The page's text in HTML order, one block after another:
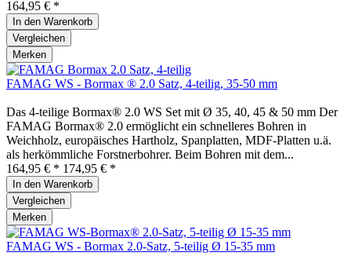
164,95 € *
In den Warenkorb
Vergleichen
Merken
FAMAG WS - Bormax ® 2.0 Satz, 4-teilig, 35-50 mm
Das 4-teilige Bormax® 2.0 WS Set mit Ø 35, 40, 45 & 50 mm Der
FAMAG Bormax® 2.0 ermöglicht ein schnelleres Bohren in
Weichholz, europäisches Hartholz, Spanplatten, MDF-Platten u.ä.
als herkömmliche Forstnerbohrer. Beim Bohren mit dem...
164,95 € * 174,95 € *
In den Warenkorb
Vergleichen
Merken
FAMAG WS - Bormax 2.0-Satz, 5-teilig Ø 15-35 mm